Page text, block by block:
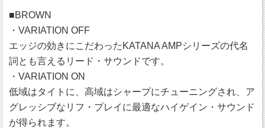
■BROWN
・VARIATION OFF
エッジの効きにこだわったKATANA AMPシリーズの代名
詞とも言えるリード・サウンドです。
・VARIATION ON
低域はタイトに、高域はシャープにチューニングされ、ア
グレッシブなリフ・プレイに最適なハイゲイン・サウンド
が得られます。